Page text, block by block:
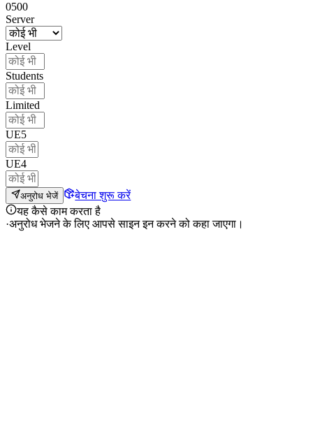
0500
Server
Level
Students
Limited
UE5
UE4
अनुरोध भेजें
बेचना शुरू करें
यह कैसे काम करता है
·अनुरोध भेजने के लिए आपसे साइन इन करने को कहा जाएगा।